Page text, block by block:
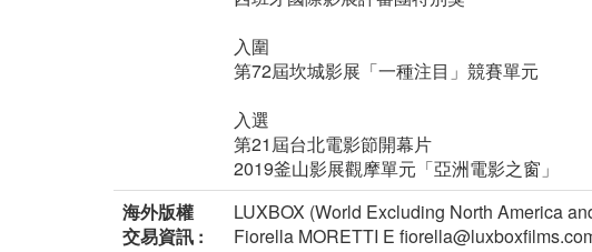
入圍
第72屆坎城影展「一種注目」競賽單元
入選
第21屆台北電影節開幕片
2019釜山影展觀摩單元「亞洲電影之窗」
海外版權
交易資訊 :
LUXBOX (World Excluding North America
Fiorella MORETTI E